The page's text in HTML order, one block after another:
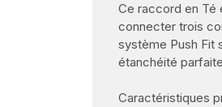
Ce raccord en Té
connecter trois
système Push Fit
étanchéité
Caractéristiques